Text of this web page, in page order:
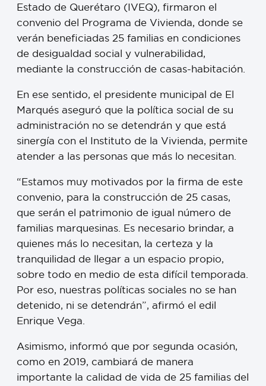
Estado de Querétaro (IVEQ), firmaron el
convenio del Programa de Vivienda, donde se
verán beneficiadas 25 familias en condiciones
de desigualdad social y vulnerabilidad,
mediante la construcción de casas-habitación.
En ese sentido, el presidente municipal de El
Marqués aseguró que la política social de su
administración no se detendrán y que está
sinergía con el Instituto de la Vivienda, permite
atender a las personas que más lo necesitan.
“Estamos muy motivados por la firma de este
convenio, para la construcción de 25 casas,
que serán el patrimonio de igual número de
familias marquesinas. Es necesario brindar, a
quienes más lo necesitan, la certeza y la
tranquilidad de llegar a un espacio propio,
sobre todo en medio de esta difícil temporada.
Por eso, nuestras políticas sociales no se han
detenido, ni se detendrán”, afirmó el edil
Enrique Vega.
Asimismo, informó que por segunda ocasión,
como en 2019, cambiará de manera
importante la calidad de vida de 25 familias del